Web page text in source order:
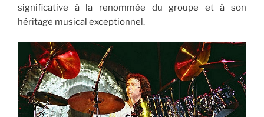
significative à la renommée du groupe et à son
héritage musical exceptionnel.